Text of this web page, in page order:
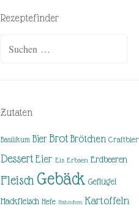
Rezeptefinder
Zutaten
Basilikum Bier Brot Brötchen Craftbier
Dessert Eier Eis Erbsen Erdbeeren
Fleisch Gebäck Geflügel
Hackfleisch Hefe Hähnchen Kartoffeln